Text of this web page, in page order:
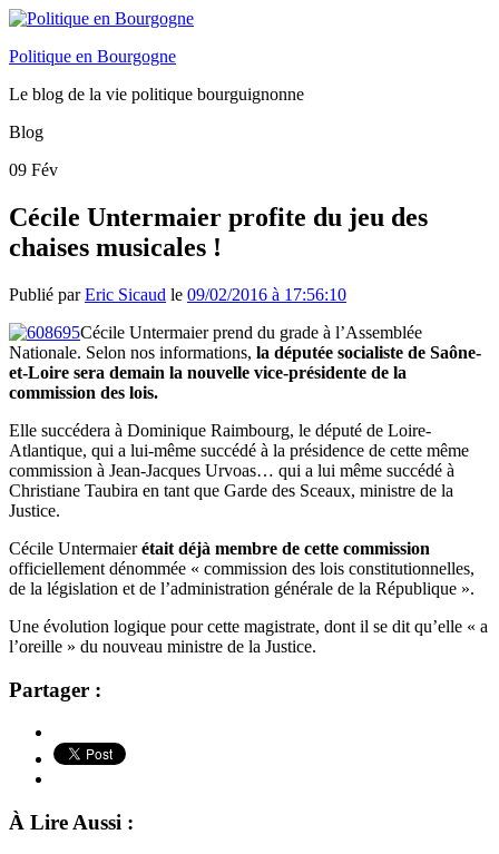
Politique en Bourgogne
Le blog de la vie politique bourguignonne
Blog
09 Fév
Cécile Untermaier profite du jeu des
chaises musicales !
Publié parEric Sicaud le 09/02/2016 à 17:56:10
Cécile Untermaier prend du grade à l’Assemblée
Nationale. Selon nos informations, la députée socialiste de Saône-
et-Loire sera demain la nouvelle vice-présidente de la
commission des lois.
Elle succédera à Dominique Raimbourg, le député de Loire-
Atlantique, qui a lui-même succédé à la présidence de cette même
commission à Jean-Jacques Urvoas… qui a lui même succédé à
Christiane Taubira en tant que Garde des Sceaux, ministre de la
Justice.
Cécile Untermaierétait déjà membre de cette commission
officiellement dénommée « commission des lois constitutionnelles,
de la législation et de l’administration générale de la République ».
Une évolution logique pour cette magistrate, dont il se dit qu’elle « a
l’oreille » du nouveau ministre de la Justice.
Partager :
À Lire Aussi :